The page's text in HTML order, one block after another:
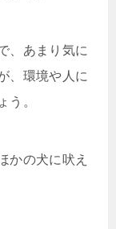
、あまり気に
、環境や人に
う。
かの犬に吠え